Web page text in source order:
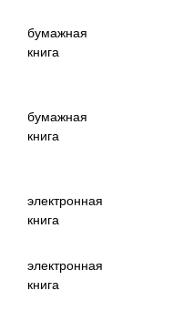
бумажная
книга
бумажная
книга
электронная
книга
электронная
книга